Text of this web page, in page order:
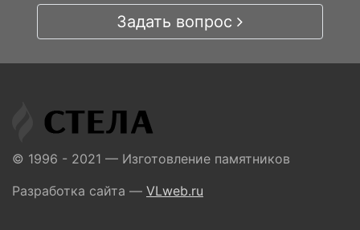
Задать вопрос
© 1996 - 2021 — Изготовление памятников
Разработка сайта — VLweb.ru